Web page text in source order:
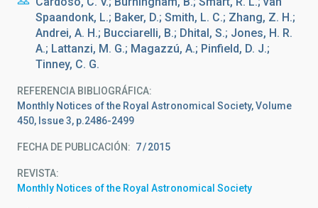
Spaandonk, L.; Baker, D.; Smith, L. C.; Zhang, Z. H.;
Andrei, A. H.; Bucciarelli, B.; Dhital, S.; Jones, H. R.
A.; Lattanzi, M. G.; Magazzú, A.; Pinfield, D. J.;
Tinney, C. G.
REFERENCIA BIBLIOGRÁFICA
Monthly Notices of the Royal Astronomical Society, Volume
450, Issue 3, p.2486-2499
FECHA DE PUBLICACIÓN: 7 2015
REVISTA
Monthly Notices of the Royal Astronomical Society